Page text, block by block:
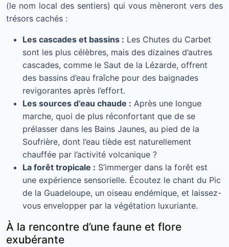
(le nom local des sentiers) qui vous mèneront vers des
trésors cachés :
Les cascades et bassins : Les Chutes du Carbet
sont les plus célèbres, mais des dizaines d’autres
cascades, comme le Saut de la Lézarde, offrent
des bassins d’eau fraîche pour des baignades
revigorantes après l’effort.
Les sources d’eau chaude : Après une longue
marche, quoi de plus réconfortant que de se
prélasser dans les Bains Jaunes, au pied de la
Soufrière, dont l’eau tiède est naturellement
chauffée par l’activité volcanique ?
La forêt tropicale : S’immerger dans la forêt est
une expérience sensorielle. Écoutez le chant du Pic
de la Guadeloupe, un oiseau endémique, et laissez-
vous envelopper par la végétation luxuriante.
À la rencontre d’une faune et flore
exubérante